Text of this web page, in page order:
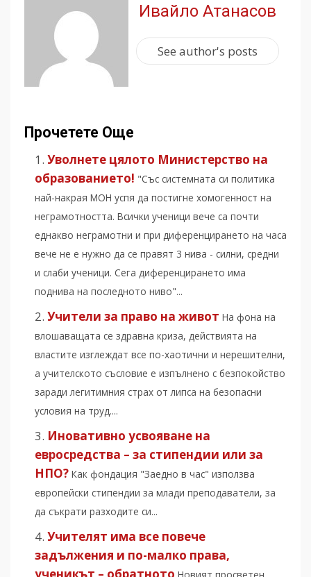
Ивайло Атанасов
See author's posts
Прочетете Още
Уволнете цялото Министерство на
образованието! "Със системната си политика
най-накрая МОН успя да постигне хомогенност на
неграмотността. Всички ученици вече са почти
еднакво неграмотни и при диференцирането на часа
вече не е нужно да се правят 3 нива - силни, средни
и слаби ученици. Сега диференцирането има
поднива на последното ниво"...
Учители за право на живот На фона на
влошаващата се здравна криза, действията на
властите изглеждат все по-хаотични и нерешителни,
а учителското съсловие е изпълнено с безпокойство
заради легитимния страх от липса на безопасни
условия на труд....
Иновативно усвояване на
евросредства – за стипендии или за
НПО? Как фондация "Заедно в час" използва
европейски стипендии за млади преподаватели, за
да съкрати разходите си...
Учителят има все повече
задължения и по-малко права,